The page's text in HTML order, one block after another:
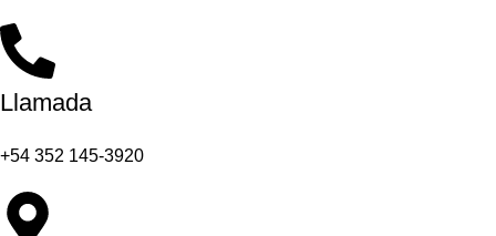
Llamada
+54 352 145-3920